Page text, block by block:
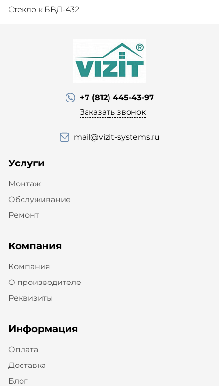
Стекло к БВД-432
+7 (812) 445-43-97
Заказать звонок
mail@vizit-systems.ru
Услуги
Монтаж
Обслуживание
Ремонт
Компания
Компания
О производителе
Реквизиты
Информация
Оплата
Доставка
Блог